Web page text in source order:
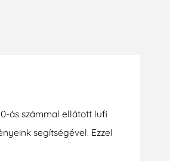
ás számmal ellátott lufi
segítségével. Ezzel